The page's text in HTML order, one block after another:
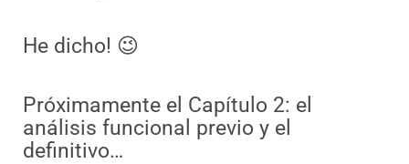
He dicho! 😉
Próximamente el Capítulo 2: el
análisis funcional previo y el
definitivo…